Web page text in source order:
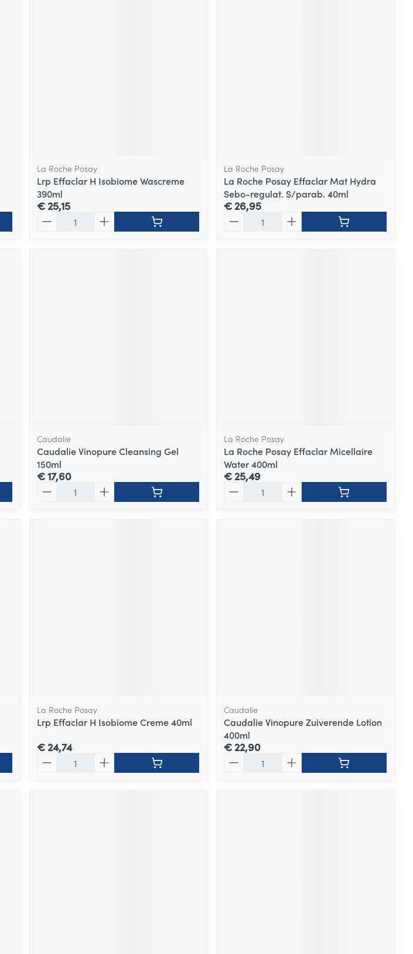
La Roche Posay
Lrp Effaclar H Isobiome Wascreme
390ml
€ 25,15
La Roche Posay
La Roche Posay Effaclar Mat Hydra
Sebo-regulat. S/parab. 40ml
€ 26,95
Caudalie
Caudalie Vinopure Cleansing Gel
150ml
€ 17,60
La Roche Posay
La Roche Posay Effaclar Micellaire
Water 400ml
€ 25,49
La Roche Posay
Lrp Effaclar H Isobiome Creme 40ml
€ 24,74
Caudalie
Caudalie Vinopure Zuiverende Lotion
400ml
€ 22,90